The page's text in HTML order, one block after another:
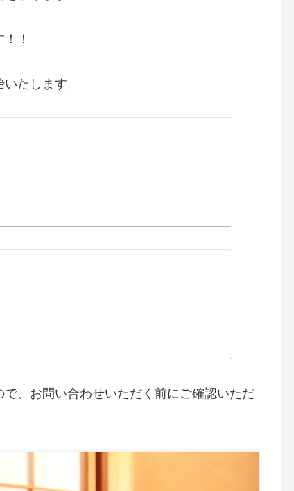
！
たします。
、お問い合わせいただく前にご確認いただ